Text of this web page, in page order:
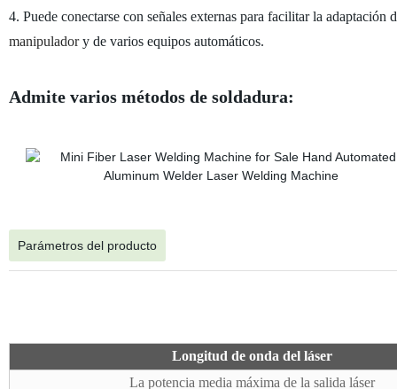
4. Puede conectarse con señales externas para facilitar la adaptación
manipuladory de varios equipos automáticos.
Admite varios métodos de soldadura:
Parámetros del producto
Longitud de onda del láser
La potencia media máxima de la salida láser